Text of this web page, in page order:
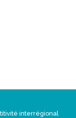
interrégional